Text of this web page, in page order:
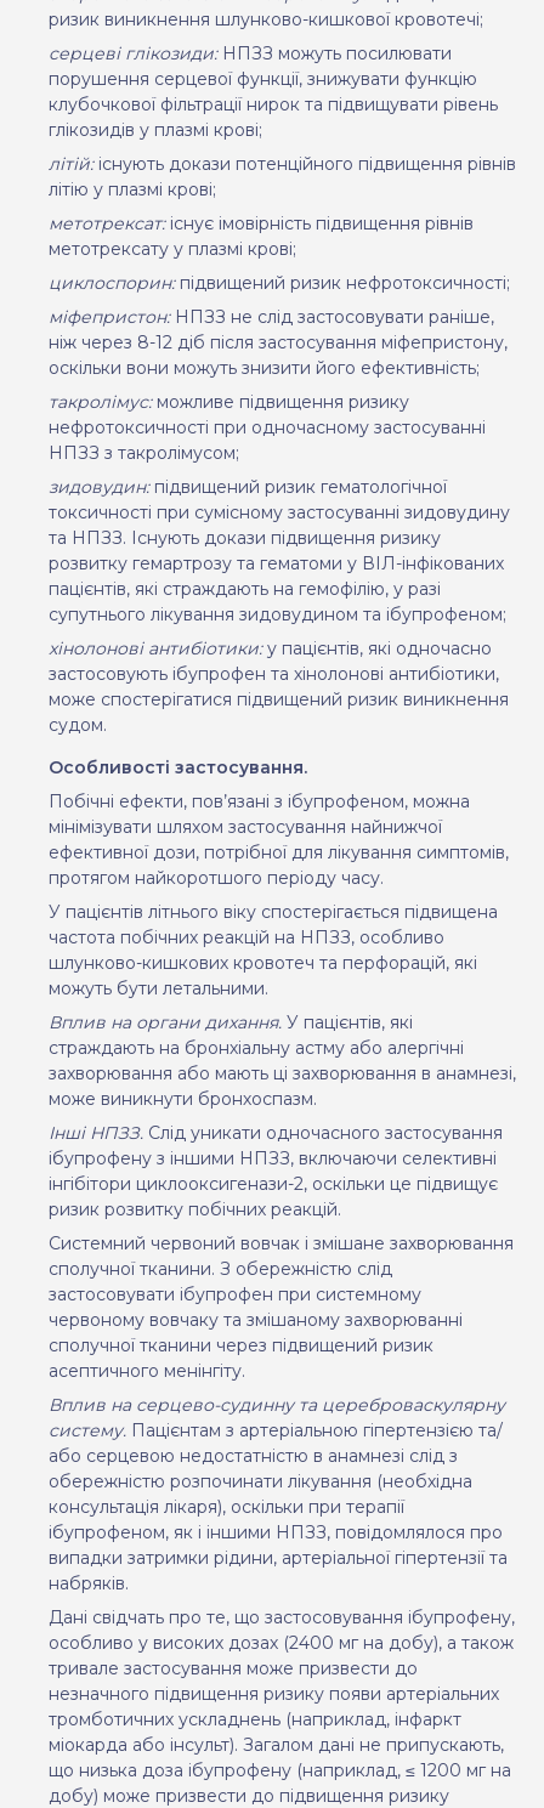
ризик виникнення шлунково-кишкової кровотечі;
серцеві глікозиди: НПЗЗ можуть посилювати
порушення серцевої функції, знижувати функцію
клубочкової фільтрації нирок та підвищувати рівень
глікозидів у плазмі крові;
літій: існують докази потенційного підвищення рівнів
літію у плазмі крові;
метотрексат:існує імовірність підвищення рівнів
метотрексату у плазмі крові;
циклоспорин: підвищений ризик нефротоксичності;
міфепристон: НПЗЗ не слід застосовувати раніше,
ніж через 8-12 діб після застосування міфепристону,
оскільки вони можуть знизити його ефективність;
такролімус: можливе підвищення ризику
нефротоксичності при одночасному застосуванні
НПЗЗ з такролімусом;
зидовудин: підвищений ризик гематологічної
токсичності при сумісному застосуванні зидовудину
та НПЗЗ. Існують докази підвищення ризику
розвитку гемартрозу та гематоми у ВІЛ-інфікованих
пацієнтів, які страждають на гемофілію, у разі
супутнього лікування зидовудином та ібупрофеном;
хінолонові антибіотики:у пацієнтів, які одночасно
застосовують ібупрофен та хінолонові антибіотики,
може спостерігатися підвищений ризик виникнення
судом.
Особливості застосування.
Побічні ефекти, пов’язані з ібупрофеном, можна
мінімізувати шляхом застосування найнижчої
ефективної дози, потрібної для лікування симптомів,
протягом найкоротшого періоду часу.
У пацієнтів літнього віку спостерігається підвищена
частота побічних реакцій на НПЗЗ, особливо
шлунково-кишкових кровотеч та перфорацій, які
можуть бути летальними.
Вплив на органи дихання. У пацієнтів, які
страждають на бронхіальну астму або алергічні
захворювання або мають ці захворювання в анамнезі,
може виникнути бронхоспазм.
Інші НПЗЗ. Слід уникати одночасного застосування
ібупрофену з іншими НПЗЗ, включаючи селективні
інгібітори циклооксигенази-2, оскільки це підвищує
ризик розвитку побічних реакцій.
Системний червоний вовчак і змішане захворювання
сполучної тканини. З обережністю слід
застосовувати ібупрофен при системному
червоному вовчаку та змішаному захворюванні
сполучної тканини через підвищений ризик
асептичного менінгіту.
Вплив на серцево-судинну та цереброваскулярну
систему. Пацієнтам з артеріальною гіпертензією та/
або серцевою недостатністю в анамнезі слід з
обережністю розпочинати лікування (необхідна
консультація лікаря), оскільки при терапії
ібупрофеном, як і іншими НПЗЗ, повідомлялося про
випадки затримки рідини, артеріальної гіпертензії та
набряків.
Дані свідчать про те, що застосовування ібупрофену,
особливо у високих дозах (2400 мг на добу), а також
тривале застосування може призвести до
незначного підвищення ризику появи артеріальних
тромботичних ускладнень (наприклад, інфаркт
міокарда або інсульт). Загалом дані не припускають,
що низька доза ібупрофену (наприклад, ≤ 1200 мг на
добу) може призвести до підвищення ризику